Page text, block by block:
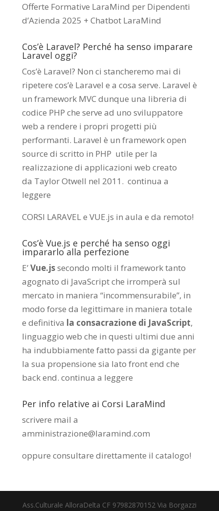
Offerte Formative LaraMind per Dipendenti
d’Azienda 2025 + Chatbot LaraMind
Cos’è Laravel? Perché ha senso imparare
Laravel oggi?
Cos’è Laravel? Non ci stancheremo mai di
ripetere cos’è Laravel e a cosa serve. Laravel è
un framework MVC dunque una libreria di
codice PHP che serve ad uno sviluppatore
web a rendere i propri progetti più
performanti. Laravel è un framework open
source di scritto in PHP utile per la
realizzazione di applicazioni web creato
da Taylor Otwell nel 2011. continua a
leggere
CORSI LARAVEL e VUE.js in aula e da remoto!
Cos’è Vue.js e perché ha senso oggi
impararlo alla perfezione
E’Vue.jssecondo molti il framework tanto
agognato di JavaScript che irromperà sul
mercato in maniera “incommensurabile”, in
modo forse da legittimare in maniera totale
e definitiva la consacrazione di JavaScript,
linguaggio web che in questi ultimi due anni
ha indubbiamente fatto passi da gigante per
la sua propensione sia lato front end che
back end. continua a leggere
Per info relative ai Corsi LaraMind
scrivere mail a
amministrazione@laramind.com
oppure consultare direttamente il catalogo!
Ass.Culturale AlloraDelta CF 97982870152 Via Borgazzi